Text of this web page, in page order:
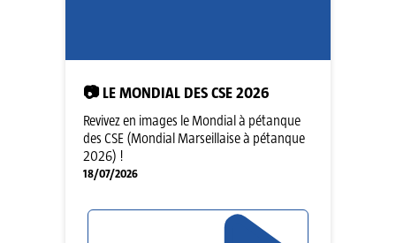
📷 LE MONDIAL DES CSE 2026
Revivez en images le Mondial à pétanque
des CSE (Mondial Marseillaise à pétanque
2026) !
18/07/2026